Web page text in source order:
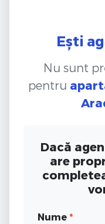
Ești
Nu sunt
pentru
Dacă
are
Nume *